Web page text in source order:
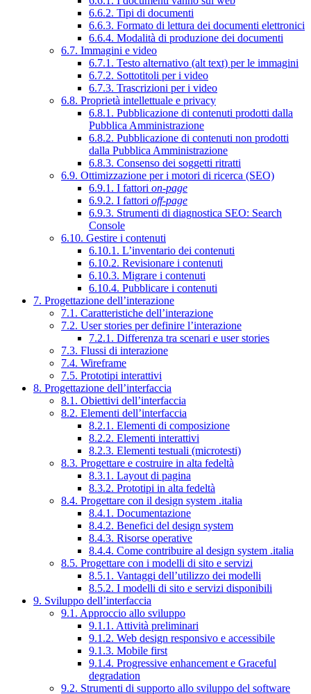
6.6.2. Tipi di documenti
6.6.3. Formato di lettura dei documenti elettronici
6.6.4. Modalità di produzione dei documenti
6.7. Immagini e video
6.7.1. Testo alternativo (alt text) per le immagini
6.7.2. Sottotitoli per i video
6.7.3. Trascrizioni per i video
6.8. Proprietà intellettuale e privacy
6.8.1. Pubblicazione di contenuti prodotti dalla
Pubblica Amministrazione
6.8.2. Pubblicazione di contenuti non prodotti
dalla Pubblica Amministrazione
6.8.3. Consenso dei soggetti ritratti
6.9. Ottimizzazione per i motori di ricerca (SEO)
6.9.1. I fattori on-page
6.9.2. I fattori off-page
6.9.3. Strumenti di diagnostica SEO: Search
Console
6.10. Gestire i contenuti
6.10.1. L’inventario dei contenuti
6.10.2. Revisionare i contenuti
6.10.3. Migrare i contenuti
6.10.4. Pubblicare i contenuti
7. Progettazione dell’interazione
7.1. Caratteristiche dell’interazione
7.2. User stories per definire l’interazione
7.2.1. Differenza tra scenari e user stories
7.3. Flussi di interazione
7.4. Wireframe
7.5. Prototipi interattivi
8. Progettazione dell’interfaccia
8.1. Obiettivi dell’interfaccia
8.2. Elementi dell’interfaccia
8.2.1. Elementi di composizione
8.2.2. Elementi interattivi
8.2.3. Elementi testuali (microtesti)
8.3. Progettare e costruire in alta fedeltà
8.3.1. Layout di pagina
8.3.2. Prototipi in alta fedeltà
8.4. Progettare con il design system .italia
8.4.1. Documentazione
8.4.2. Benefici del design system
8.4.3. Risorse operative
8.4.4. Come contribuire al design system .italia
8.5. Progettare con i modelli di sito e servizi
8.5.1. Vantaggi dell’utilizzo dei modelli
8.5.2. I modelli di sito e servizi disponibili
9. Sviluppo dell’interfaccia
9.1. Approccio allo sviluppo
9.1.1. Attività preliminari
9.1.2. Web design responsivo e accessibile
9.1.3. Mobile first
9.1.4. Progressive enhancement e Graceful
degradation
9.2. Strumenti di supporto allo sviluppo del software